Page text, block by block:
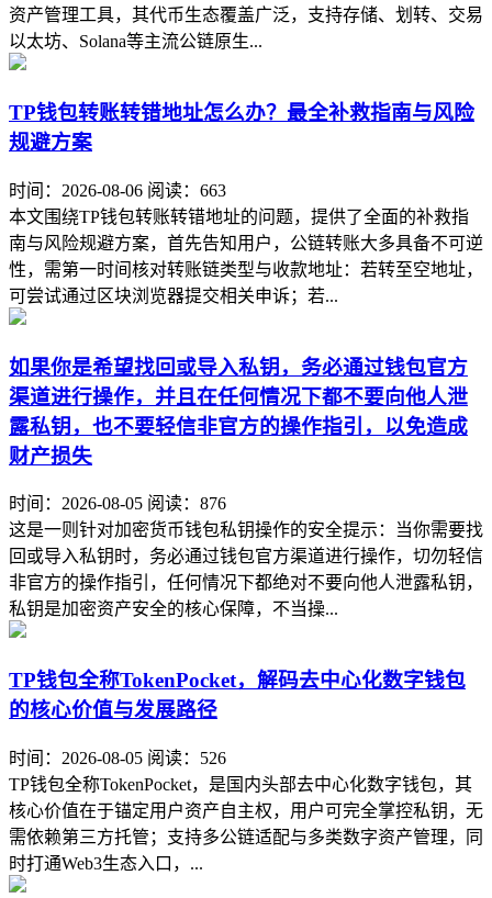
资产管理工具，其代币生态覆盖广泛，支持存储、划转、交易
以太坊、Solana等主流公链原生...
TP钱包转账转错地址怎么办？最全补救指南与风险
规避方案
时间：2026-08-06 阅读：663
本文围绕TP钱包转账转错地址的问题，提供了全面的补救指
南与风险规避方案，首先告知用户，公链转账大多具备不可逆
性，需第一时间核对转账链类型与收款地址：若转至空地址，
可尝试通过区块浏览器提交相关申诉；若...
如果你是希望找回或导入私钥，务必通过钱包官方
渠道进行操作，并且在任何情况下都不要向他人泄
露私钥，也不要轻信非官方的操作指引，以免造成
财产损失
时间：2026-08-05 阅读：876
这是一则针对加密货币钱包私钥操作的安全提示：当你需要找
回或导入私钥时，务必通过钱包官方渠道进行操作，切勿轻信
非官方的操作指引，任何情况下都绝对不要向他人泄露私钥，
私钥是加密资产安全的核心保障，不当操...
TP钱包全称TokenPocket，解码去中心化数字钱包
的核心价值与发展路径
时间：2026-08-05 阅读：526
TP钱包全称TokenPocket，是国内头部去中心化数字钱包，其
核心价值在于锚定用户资产自主权，用户可完全掌控私钥，无
需依赖第三方托管；支持多公链适配与多类数字资产管理，同
时打通Web3生态入口，...